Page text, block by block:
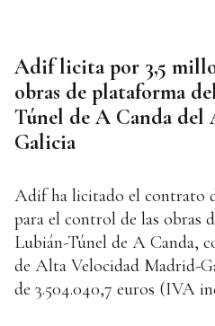
Adif licita por 3,5
obras de plataforma
Túnel de A Canda
Galicia
Adif ha licitado el contrato
para el control de las obras
Lubián-Túnel de A Canda,
de Alta Velocidad Madrid-
de 3.504.040,7 euros (IVA